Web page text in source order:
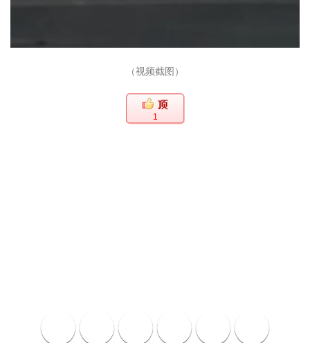
（视频截图）
1